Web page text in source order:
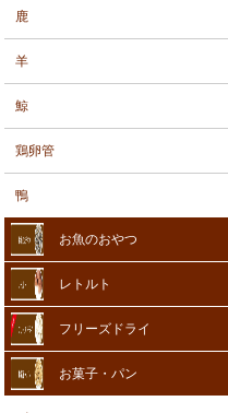
鹿
羊
鯨
鶏卵管
鴨
お魚のおやつ
レトルト
フリーズドライ
お菓子・パン